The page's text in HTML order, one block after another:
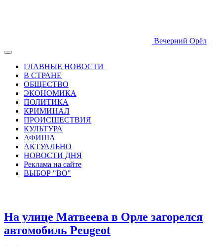
Вечерний Орёл
ГЛАВНЫЕ НОВОСТИ
В СТРАНЕ
ОБЩЕСТВО
ЭКОНОМИКА
ПОЛИТИКА
КРИМИНАЛ
ПРОИСШЕСТВИЯ
КУЛЬТУРА
АФИША
АКТУАЛЬНО
НОВОСТИ ДНЯ
Реклама на сайте
ВЫБОР "ВО"
На улице Матвеева в Орле загорелся
автомобиль Peugeot